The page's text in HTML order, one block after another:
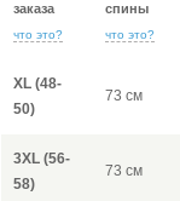
заказа
что это?
спины
что это?
XL (48-
50)
73 см
3XL (56-
58)
73 см